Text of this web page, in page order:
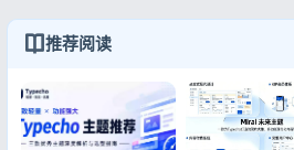
推荐阅读